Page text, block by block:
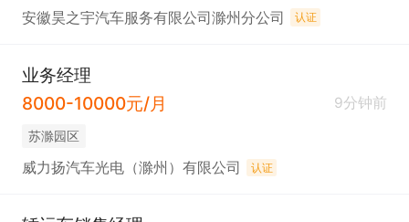
安徽昊之宇汽车服务有限公司滁州分公司 认证
业务经理
8000-10000元/月
9分钟前
苏滁园区
威力扬汽车光电（滁州）有限公司 认证